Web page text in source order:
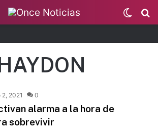
Switch
skin
2, 2021 0
alarma a la hora de
sobrevivir